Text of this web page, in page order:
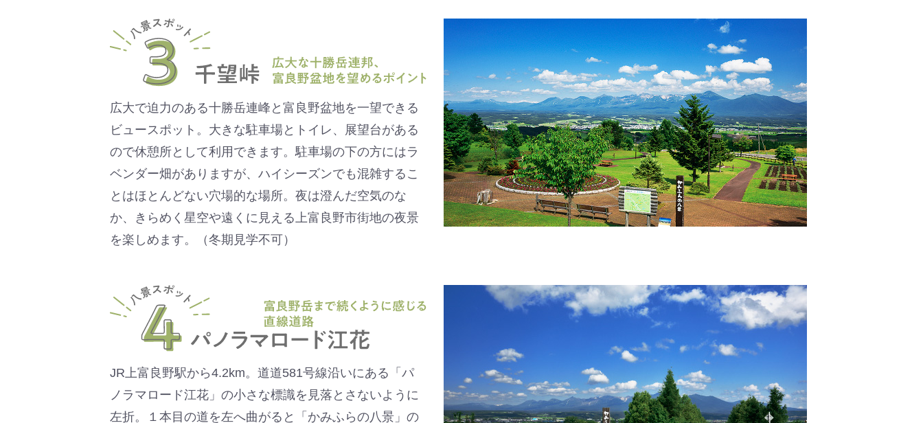
広大で迫力のある十勝岳連峰と富良野盆地を一望できる
ビュースポット。大きな駐車場とトイレ、展望台がある
ので休憩所として利用できます。駐車場の下の方にはラ
ベンダー畑がありますが、ハイシーズンでも混雑するこ
とはほとんどない穴場的な場所。夜は澄んだ空気のな
か、きらめく星空や遠くに見える上富良野市街地の夜景
を楽しめます。（冬期見学不可）
JR上富良野駅から4.2km。道道581号線沿いにある「パ
ノラマロード江花」の小さな標識を見落とさないように
左折。１本目の道を左へ曲がると「かみふらの八景」の